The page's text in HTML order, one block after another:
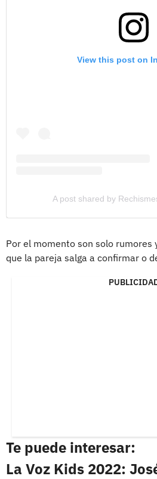
View this post on
A post shared by
Por el momento son solo rumores
que la pareja salga a confirmar o
Te puede interesar:
La Voz Kids 2022: